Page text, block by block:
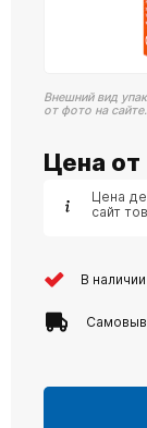
Внешний вид
от фото на сайте.
Цена от
Цена
сайт
В